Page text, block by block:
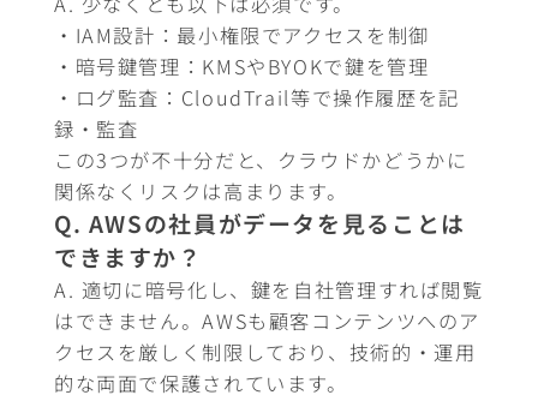
・IAM設計：最小権限でアクセスを制御
・暗号鍵管理：KMSやBYOKで鍵を管理
・ログ監査：CloudTrail等で操作履歴を記
録・監査
この3つが不十分だと、クラウドかどうかに
関係なくリスクは高まります。
Q. AWSの社員がデータを見ることは
できますか？
A. 適切に暗号化し、鍵を自社管理すれば閲覧
はできません。AWSも顧客コンテンツへのア
クセスを厳しく制限しており、技術的・運用
的な両面で保護されています。